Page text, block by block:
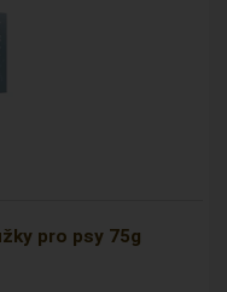
pro psy 75g